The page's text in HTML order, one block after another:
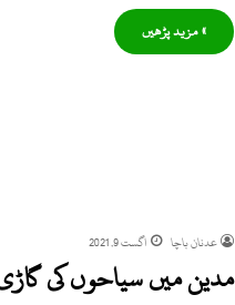
» مزید پڑھیں
عدنان باچا اگست 9, 2021
مدین میں سیاحوں کی